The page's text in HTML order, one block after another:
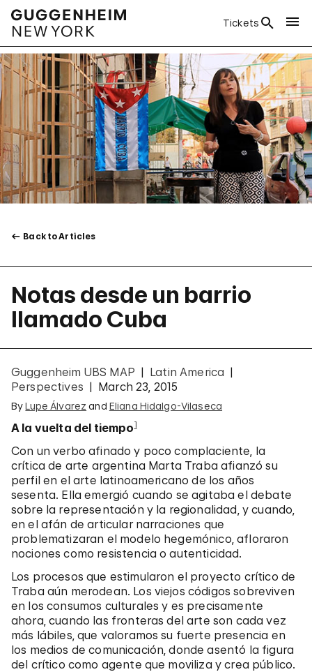
Tickets
Back to Articles
Notas desde un barrio
llamado Cuba
Guggenheim UBS MAP
Latin America
Perspectives
March 23, 2015
ByLupe Álvarez and Eliana Hidalgo-Vilaseca
A la vuelta del tiempo1
Con un verbo afinado y poco complaciente, la
crítica de arte argentina Marta Traba afianzó su
perfil en el arte latinoamericano de los años
sesenta. Ella emergió cuando se agitaba el debate
sobre la representación y la regionalidad, y cuando,
en el afán de articular narraciones que
problematizaran el modelo hegemónico, afloraron
nociones como resistencia o autenticidad.
Los procesos que estimularon el proyecto crítico de
Traba aún merodean. Los viejos códigos sobreviven
en los consumos culturales y es precisamente
ahora, cuando las fronteras del arte son cada vez
más lábiles, que valoramos su fuerte presencia en
los medios de comunicación, donde asentó la figura
del crítico como agente que moviliza y crea público.